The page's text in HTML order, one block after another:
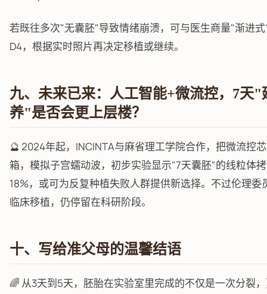
若既往多次"无囊胚"导致情绪崩溃，可与医生商量"渐进
D4，根据实时照片再决定移植或继续。
九、未来已来：人工智能+微流控，7天"
养"是否会更上层楼？
🔮 2024年起，INCINTA与麻省理工学院合作，把微流控
箱，模拟子宫蠕动波，初步实验显示"7天囊胚"的线粒体
18%，或可为反复种植失败人群提供新选择。不过伦理委
临床移植，仍停留在科研阶段。
十、写给准父母的温馨结语
🌈 从3天到5天，胚胎在实验室里完成的不仅是一次分裂